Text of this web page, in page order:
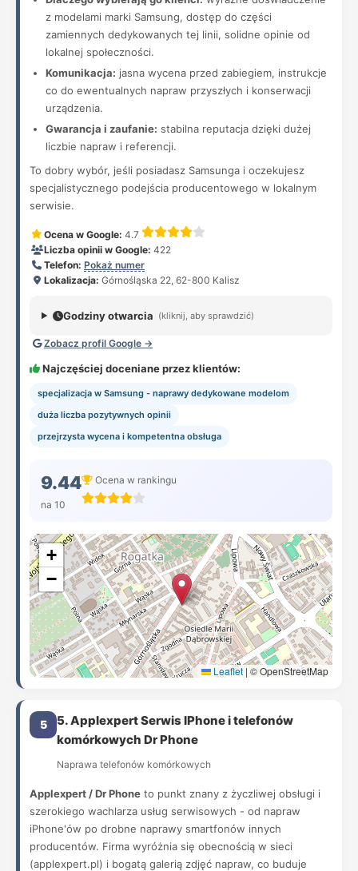
z modelami marki Samsung, dostęp do części
zamiennych dedykowanych tej linii, solidne opinie od
lokalnej społeczności.
Komunikacja: jasna wycena przed zabiegiem, instrukcje
co do ewentualnych napraw przyszłych i konserwacji
urządzenia.
Gwarancja i zaufanie: stabilna reputacja dzięki dużej
liczbie napraw i referencji.
To dobry wybór, jeśli posiadasz Samsunga i oczekujesz
specjalistycznego podejścia producentowego w lokalnym
serwisie.
Ocena w Google: 4.7
Liczba opinii w Google: 422
Telefon: Pokaż numer
Lokalizacja: Górnośląska 22, 62-800 Kalisz
Godziny otwarcia (kliknij, aby sprawdzić)
Zobacz profil Google →
Najczęściej doceniane przez klientów:
specjalizacja w Samsung - naprawy dedykowane modelom
duża liczba pozytywnych opinii
przejrzysta wycena i kompetentna obsługa
9.44
na 10
Ocena w rankingu
+
−
Leaflet | © OpenStreetMap
5
5. Applexpert Serwis IPhone i telefonów
komórkowych Dr Phone
Naprawa telefonów komórkowych
Applexpert / Dr Phone to punkt znany z życzliwej obsługi i
szerokiego wachlarza usług serwisowych - od napraw
iPhone'ów po drobne naprawy smartfonów innych
producentów. Firma wyróżnia się obecnością w sieci
(applexpert.pl) i bogatą galerią zdjęć napraw, co buduje